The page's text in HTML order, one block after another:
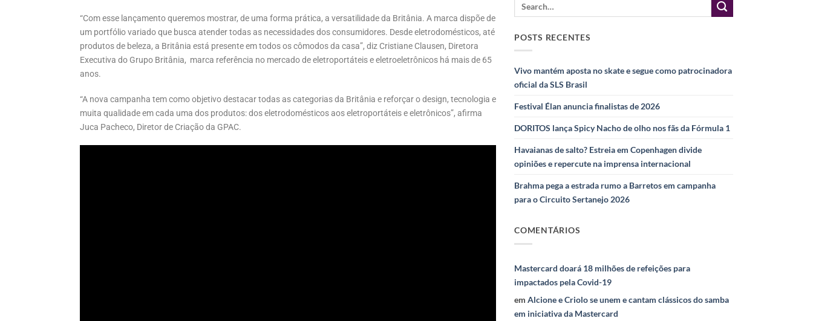
“Com esse lançamento queremos mostrar, de uma forma prática, a versatilidade da Britânia. A marca dispõe de
um portfólio variado que busca atender todas as necessidades dos consumidores. Desde eletrodomésticos, até
produtos de beleza, a Britânia está presente em todos os cômodos da casa”, diz Cristiane Clausen, Diretora
Executiva do Grupo Britânia, marca referência no mercado de eletroportáteis e eletroeletrônicos há mais de 65
anos.
“A nova campanha tem como objetivo destacar todas as categorias da Britânia e reforçar o design, tecnologia e
muita qualidade em cada uma dos produtos: dos eletrodomésticos aos eletroportáteis e eletrônicos”, afirma
Juca Pacheco, Diretor de Criação da GPAC.
POSTS RECENTES
Vivo mantém aposta no skate e segue como patrocinadora
oficial da SLS Brasil
Festival Élan anuncia finalistas de 2026
DORITOS lança Spicy Nacho de olho nos fãs da Fórmula 1
Havaianas de salto? Estreia em Copenhagen divide
opiniões e repercute na imprensa internacional
Brahma pega a estrada rumo a Barretos em campanha
para o Circuito Sertanejo 2026
COMENTÁRIOS
Mastercard doará 18 milhões de refeições para
impactados pela Covid-19
emAlcione e Criolo se unem e cantam clássicos do samba
em iniciativa da Mastercard